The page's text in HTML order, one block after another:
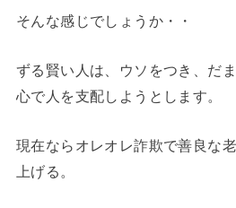
そんな感じでしょうか・・
ずる賢い人は、ウソをつき、だ
心で人を支配しようとします。
現在ならオレオレ詐欺で善良な
上げる。